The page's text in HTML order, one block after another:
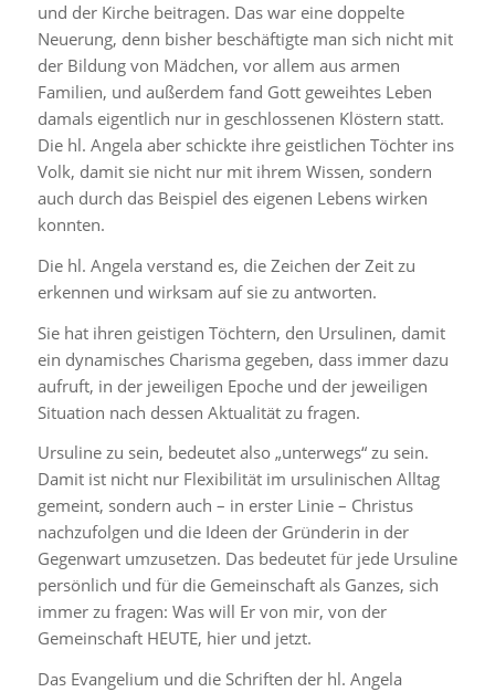
und der Kirche beitragen. Das war eine doppelte
Neuerung, denn bisher beschäftigte man sich nicht mit
der Bildung von Mädchen, vor allem aus armen
Familien, und außerdem fand Gott geweihtes Leben
damals eigentlich nur in geschlossenen Klöstern statt.
Die hl. Angela aber schickte ihre geistlichen Töchter ins
Volk, damit sie nicht nur mit ihrem Wissen, sondern
auch durch das Beispiel des eigenen Lebens wirken
konnten.
Die hl. Angela verstand es, die Zeichen der Zeit zu
erkennen und wirksam auf sie zu antworten.
Sie hat ihren geistigen Töchtern, den Ursulinen, damit
ein dynamisches Charisma gegeben, dass immer dazu
aufruft, in der jeweiligen Epoche und der jeweiligen
Situation nach dessen Aktualität zu fragen.
Ursuline zu sein, bedeutet also „unterwegs“ zu sein.
Damit ist nicht nur Flexibilität im ursulinischen Alltag
gemeint, sondern auch – in erster Linie – Christus
nachzufolgen und die Ideen der Gründerin in der
Gegenwart umzusetzen. Das bedeutet für jede Ursuline
persönlich und für die Gemeinschaft als Ganzes, sich
immer zu fragen: Was will Er von mir, von der
Gemeinschaft HEUTE, hier und jetzt.
Das Evangelium und die Schriften der hl. Angela